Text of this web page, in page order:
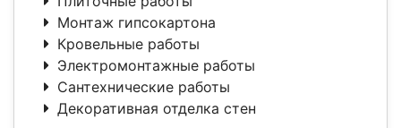
Монтаж гипсокартона
Кровельные работы
Электромонтажные работы
Сантехнические работы
Декоративная отделка стен